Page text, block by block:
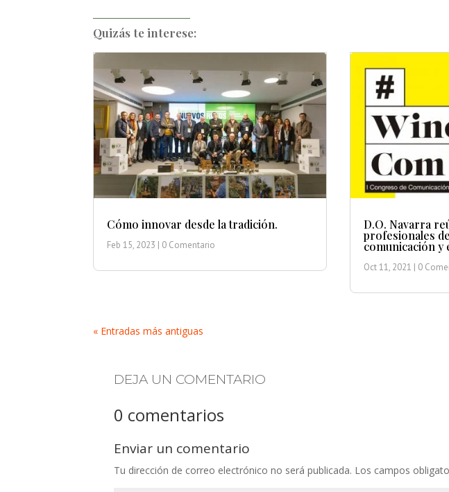
Quizás te interese:
Cómo innovar desde la tradición.
Feb 15, 2023 | 0 Comentario
D.O. Navarra
profesionales
comunicación y
Oct 11, 2021 | 0
« Entradas más antiguas
DEJA UN COMENTARIO
0 comentarios
Enviar un comentario
Tu dirección de correo electrónico no será publicada. Los campos